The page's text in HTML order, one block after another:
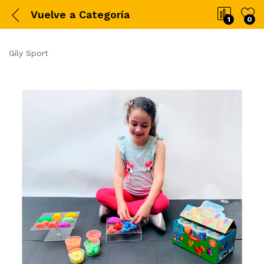
Vuelve aCategoría 1 0
Gily Sport